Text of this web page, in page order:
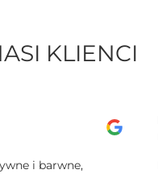
KLIENCI
i barwne,